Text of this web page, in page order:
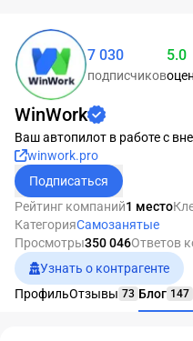
7 030
подписчиков
5.0
WinWork
Ваш автопилот в работе с
winwork.pro
Подписаться
Рейтинг компаний1 место
КатегорияСамозанятые
Просмотры350 046Ответов
Узнать о контрагенте
ПрофильОтзывы 73 Блог 147